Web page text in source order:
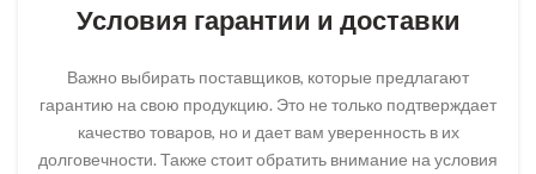
Условия гарантии и доставки
Важно выбирать поставщиков, которые предлагают
гарантию на свою продукцию. Это не только подтверждает
качество товаров, но и дает вам уверенность в их
долговечности. Также стоит обратить внимание на условия